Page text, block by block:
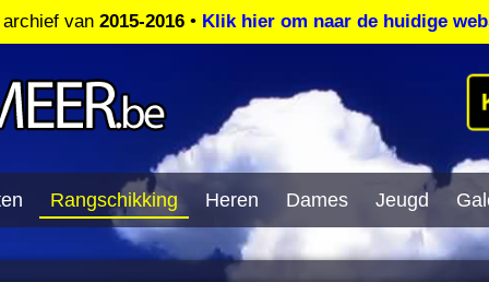
van 2015-2016 • Klik hier om naar de huidige
Rangschikking Heren Dames Jeugd